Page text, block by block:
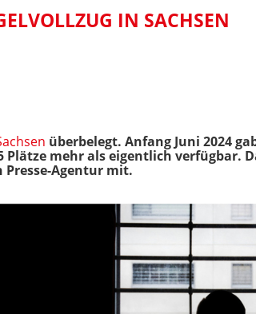
IN SACHSEN Ü
überbelegt. Anfang Juni 2024
mehr als eigentlich verfügbar.
Agentur mit.